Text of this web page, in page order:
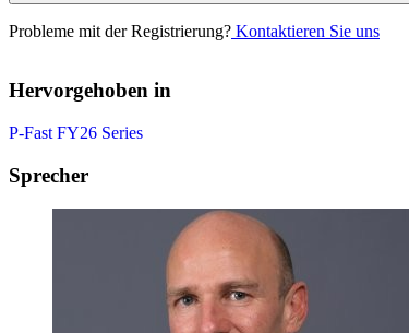
Probleme mit der Registrierung? Kontaktieren Sie uns
Hervorgehoben in
P-Fast FY26 Series
Sprecher